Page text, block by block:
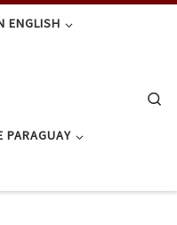
ENGLISH
PARAGUAY